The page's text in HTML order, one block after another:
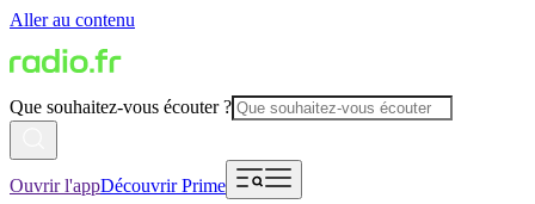
Aller au contenu
Que souhaitez-vous écouter ?
Ouvrir l'appDécouvrir Prime